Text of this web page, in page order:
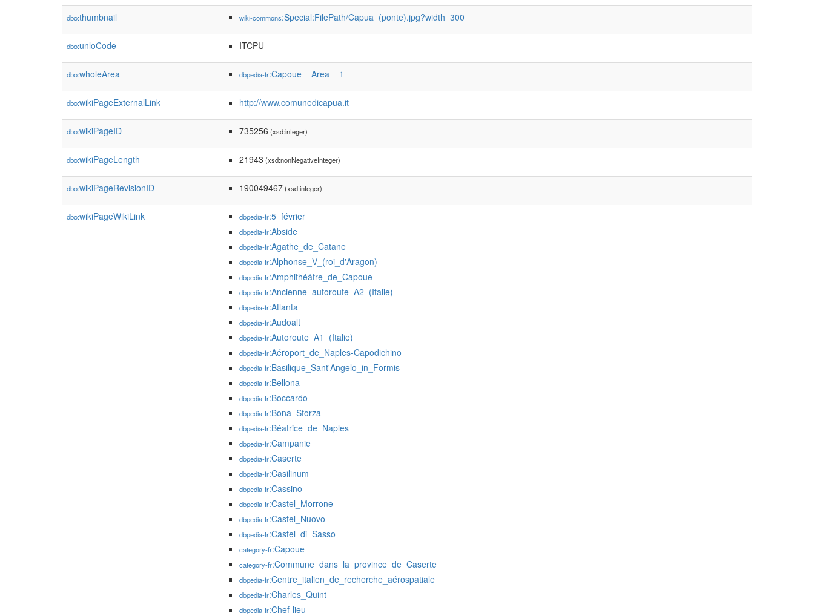
dbo:thumbnail wiki-commons:Special:FilePath/Capua_(ponte).jpg?width=300
dbo:unloCode ITCPU
dbo:wholeArea dbpedia-fr:Capoue__Area__1
dbo:wikiPageExternalLink http://www.comunedicapua.it
dbo:wikiPageID 735256 (xsd:integer)
dbo:wikiPageLength 21943 (xsd:nonNegativeInteger)
dbo:wikiPageRevisionID 190049467(xsd:integer)
dbo:wikiPageWikiLink dbpedia-fr:5_février
dbpedia-fr:Abside
dbpedia-fr:Agathe_de_Catane
dbpedia-fr:Alphonse_V_(roi_d'Aragon)
dbpedia-fr:Amphithéâtre_de_Capoue
dbpedia-fr:Ancienne_autoroute_A2_(Italie)
dbpedia-fr:Atlanta
dbpedia-fr:Audoalt
dbpedia-fr:Autoroute_A1_(Italie)
dbpedia-fr:Aéroport_de_Naples-Capodichino
dbpedia-fr:Basilique_Sant'Angelo_in_Formis
dbpedia-fr:Bellona
dbpedia-fr:Boccardo
dbpedia-fr:Bona_Sforza
dbpedia-fr:Béatrice_de_Naples
dbpedia-fr:Campanie
dbpedia-fr:Caserte
dbpedia-fr:Casilinum
dbpedia-fr:Cassino
dbpedia-fr:Castel_Morrone
dbpedia-fr:Castel_Nuovo
dbpedia-fr:Castel_di_Sasso
category-fr:Capoue
category-fr:Commune_dans_la_province_de_Caserte
dbpedia-fr:Centre_italien_de_recherche_aérospatiale
dbpedia-fr:Charles_Quint
dbpedia-fr:Chef-lieu